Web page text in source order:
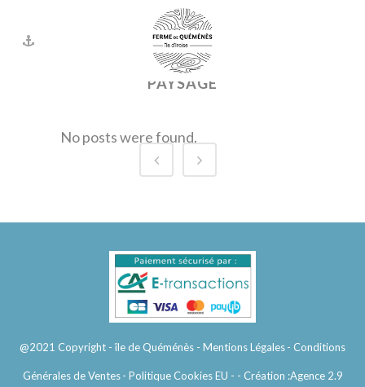
LES FILLES À PLUMES
LES PROJETS
NATURE
PAYSAGE
No posts were found.
@2021 Copyright - île de Quéménès - Mentions Légales- Conditions
Générales de Ventes - Politique Cookies EU - - Création :Agence 2.9